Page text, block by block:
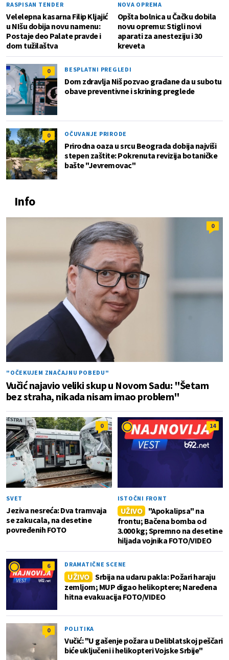
RASPISAN TENDER
Velelepna kasarna Filip Kljajić
u NIšu dobija novu namenu:
Postaje deo Palate pravde i
dom tužilaštva
NOVA OPREMA
Opšta bolnica u Čačku dobila
novu opremu: Stigli novi
aparati za anesteziju i 30
kreveta
0 BESPLATNI PREGLEDI
Dom zdravlja Niš pozvao građane da u subotu
obave preventivne i skrining preglede
0 OČUVANJE PRIRODE
Prirodna oaza u srcu Beograda dobija najviši
stepen zaštite: Pokrenuta revizija botaničke
bašte "Jevremovac"
Info
0
"OČEKUJEM ZNAČAJNU POBEDU"
Vučić najavio veliki skup u Novom Sadu: "Šetam
bez straha, nikada nisam imao problem"
0
SVET
Jeziva nesreća: Dva tramvaja
se zakucala, na desetine
povređenih FOTO
14
ISTOČNI FRONT
UŽIVO
"Apokalipsa" na
frontu; Bačena bomba od
3.000 kg; Spremno na desetine
hiljada vojnika FOTO/VIDEO
6 DRAMATIČNE SCENE
UŽIVO Srbija na udaru pakla: Požari haraju
zemljom; MUP digao helikoptere; Naređena
hitna evakuacija FOTO/VIDEO
0 POLITIKA
Vučić: "U gašenje požara u Deliblatskoj peščari
biće uključeni i helikopteri Vojske Srbije"